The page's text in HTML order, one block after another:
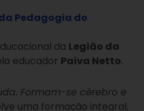
Pedagogia do
da Legião da
educador Paiva Netto.
Formam-se cérebro e
uma formação integral,